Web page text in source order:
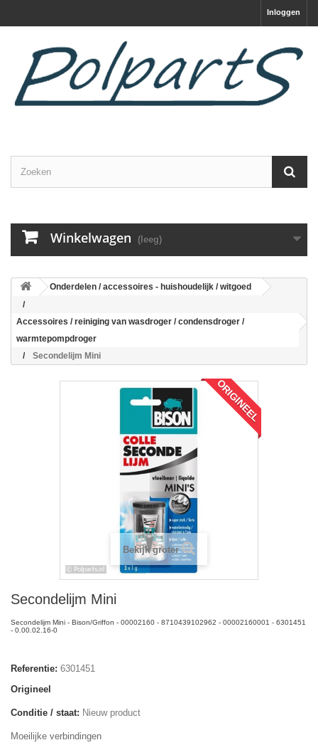
Inloggen
Winkelwagen (leeg)
Onderdelen / accessoires - huishoudelijk / witgoed
Accessoires / reiniging van wasdroger / condensdroger /
warmtepompdroger
Secondelijm Mini
ORIGINEEL
Bekijk groter
Secondelijm Mini
Secondelijm Mini - Bison/Griffon - 00002160 - 8710439102962 - 00002160001 - 6301451
- 0.00.02.16-0
Referentie: 6301451
Origineel
Conditie / staat: Nieuw product
Moeilijke verbindingen